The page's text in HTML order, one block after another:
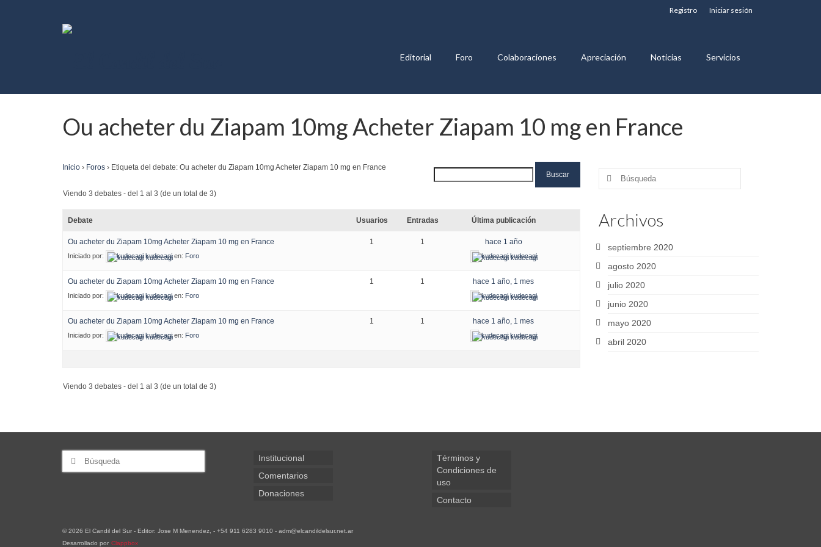
Registro Iniciar sesión
Editorial Foro Colaboraciones Apreciación Noticias Servicios
Ou acheter du Ziapam 10mg Acheter Ziapam 10 mg en France
Inicio › Foros › Etiqueta del debate: Ou acheter du Ziapam 10mg Acheter Ziapam 10 mg en France
Viendo 3 debates - del 1 al 3 (de un total de 3)
Debate Usuarios Entradas Última publicación
Ou acheter du Ziapam 10mg Acheter Ziapam 10 mg en France
Iniciado por: kudecagi kudecagi en: Foro
1 1 hace 1 año
kudecagi kudecagi
Ou acheter du Ziapam 10mg Acheter Ziapam 10 mg en France
Iniciado por: kudecagi kudecagi en: Foro
1 1 hace 1 año, 1 mes
kudecagi kudecagi
Ou acheter du Ziapam 10mg Acheter Ziapam 10 mg en France
Iniciado por: kudecagi kudecagi en: Foro
1 1 hace 1 año, 1 mes
kudecagi kudecagi
Viendo 3 debates - del 1 al 3 (de un total de 3)
Buscar
Archivos
septiembre 2020
agosto 2020
julio 2020
junio 2020
mayo 2020
abril 2020
Buscar
Institucional
Comentarios
Donaciones
Términos y
Condiciones de
uso
Contacto
© 2026 El Candil del Sur - Editor: Jose M Menendez, - +54 911 6283 9010 - adm@elcandildelsur.net.ar
Desarrollado por Clappbox